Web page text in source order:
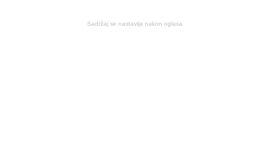
Sadržaj se nastavlja nakon oglasa